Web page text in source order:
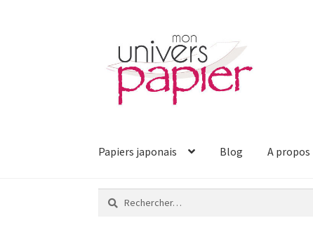
la
navigation
contenu
Papiers japonais Blog A propos
Rechercher :